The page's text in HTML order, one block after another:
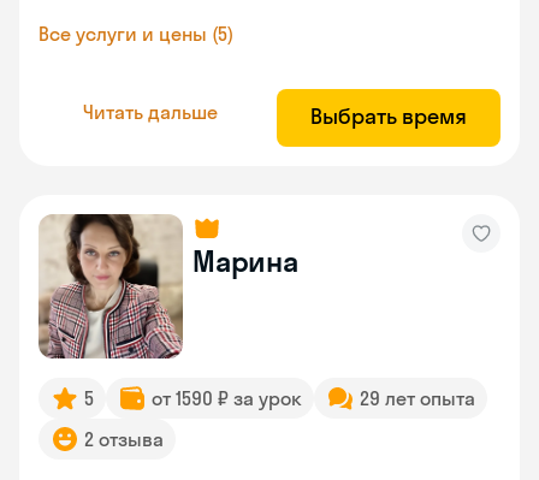
Все услуги и цены (5)
Читать дальше Выбрать время
Марина
5 от 1590 ₽ за урок
29 лет опыта
2 отзыва